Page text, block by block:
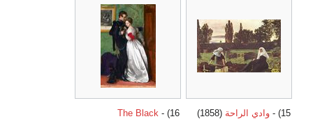
15) - وادي الراحة
(1858)
16) -
The Black